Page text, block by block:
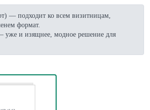
— подходит ко всем визитницам,
формат.
и изящнее, модное решение для